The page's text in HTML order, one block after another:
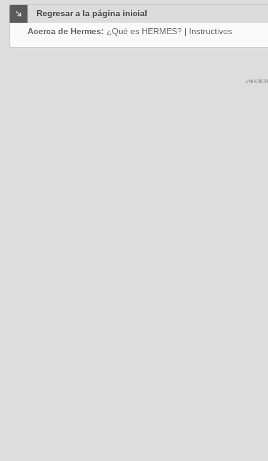
Regresar a la página inicial
Acerca de Hermes: ¿Qué es HERMES? | Instructivos